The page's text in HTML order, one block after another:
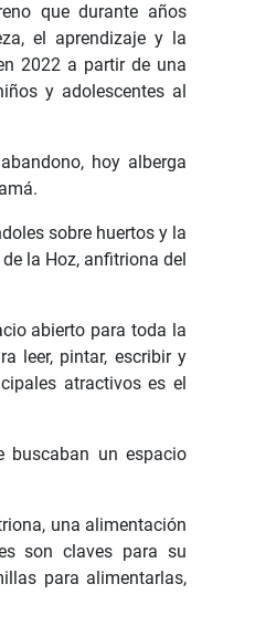
que durante años
el aprendizaje y la
2022 a partir de una
y adolescentes al
hoy alberga
sobre huertos y la
la Hoz, anfitriona del
abierto para toda la
leer, pintar, escribir y
atractivos es el
buscaban un espacio
una alimentación
son claves para su
para alimentarlas,